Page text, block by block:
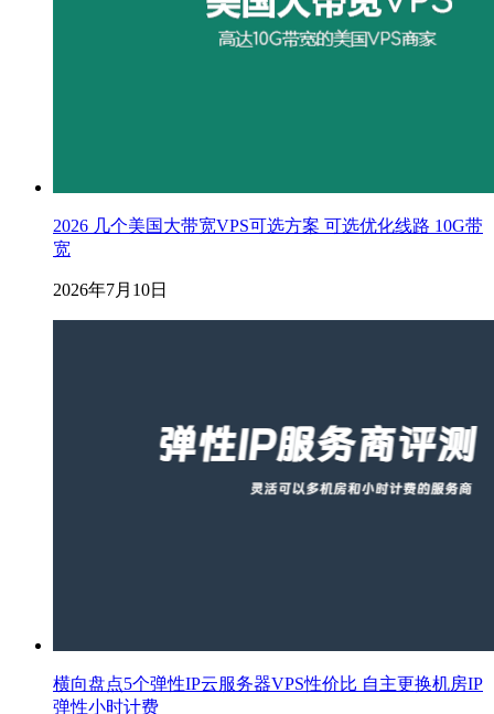
2026 几个美国大带宽VPS可选方案 可选优化线路 10G带
宽
2026年7月10日
横向盘点5个弹性IP云服务器VPS性价比 自主更换机房IP
弹性小时计费